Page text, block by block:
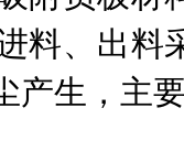
料、出料
产生，主